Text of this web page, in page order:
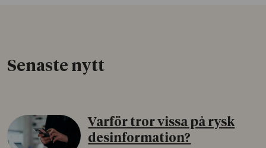
Senaste nytt
Varför tror vissa på rysk
desinformation?